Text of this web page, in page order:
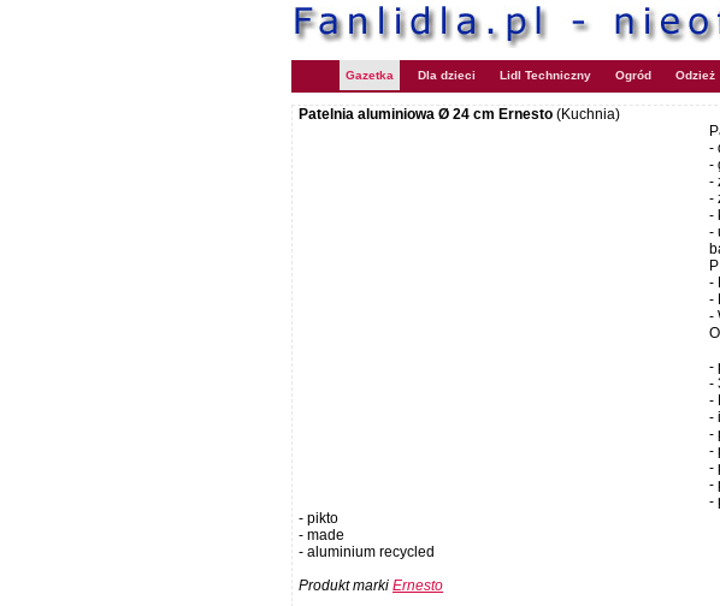
Gazetka Dla dzieci Lidl Techniczny Ogród Odzież
Patelnia aluminiowa Ø 24 cm Ernesto (Kuchnia)
-
-
-
-
-
-
-
-
-
-
-
-
-
-
-
-
-
-
- pikto
- made
- aluminium recycled
Produkt marki Ernesto